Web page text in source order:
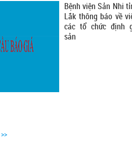
Bệnh viện Sản Nhi
Lắk thông báo về
các tổ chức định
sản
>>